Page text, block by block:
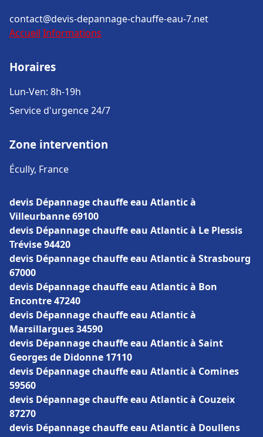
contact@devis-depannage-chauffe-eau-7.net
Accueil Informations
Horaires
Lun-Ven: 8h-19h
Service d'urgence 24/7
Zone intervention
Écully, France
devis Dépannage chauffe eau Atlantic à
Villeurbanne 69100
devis Dépannage chauffe eau Atlantic à Le Plessis
Trévise 94420
devis Dépannage chauffe eau Atlantic à Strasbourg
67000
devis Dépannage chauffe eau Atlantic à Bon
Encontre 47240
devis Dépannage chauffe eau Atlantic à
Marsillargues 34590
devis Dépannage chauffe eau Atlantic à Saint
Georges de Didonne 17110
devis Dépannage chauffe eau Atlantic à Comines
59560
devis Dépannage chauffe eau Atlantic à Couzeix
87270
devis Dépannage chauffe eau Atlantic à Doullens